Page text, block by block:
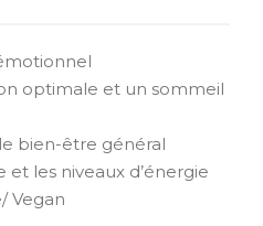
optimale et un sommeil
bien-être général
et les niveaux d’énergie
Vegan